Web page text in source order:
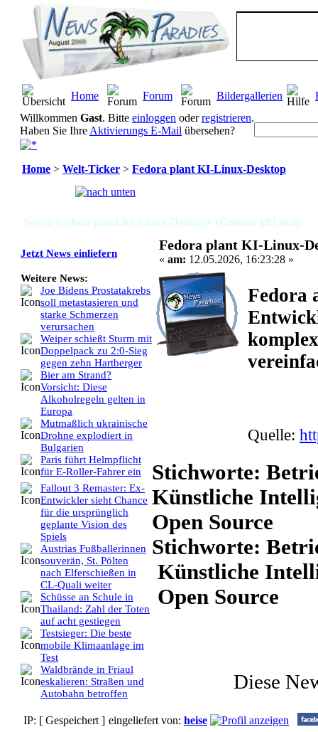
Home Forum Bildergallerien
Willkommen Gast. Bitte einloggen oderregistrieren.
Haben Sie Ihre Aktivierungs E-Mail übersehen?
Home > Welt-Ticker > Fedora plant KI-Linux-Desktop
News: Fedora plant KI-Linux-Desktop (Gelesen 102 mal)
Jetzt News einliefern
Weitere News:
Joe Bidens Prostatakrebs
soll metastasieren und
starke Schmerzen
verursachen
Weiper schießt Sturm mit
Doppelpack zu 2:0-Sieg
gegen zehn Hartberger
Bier am Strand?
Vorsicht: Diese
Alkoholregeln gelten in
Europa
Mutmaßlich ukrainische
Drohne explodiert in
Bulgarien
Paris führt Helmpflicht
für E-Roller-Fahrer ein
Fallout 3 Remaster: Ex-
Entwickler sieht Chance
für die ursprünglich
geplante Vision des
Spiels
Austrias Fußballerinnen
souverän, St. Pölten
nach Elferschießen in
CL-Quali weiter
Schüsse an Schule in
Thailand: Zahl der Toten
auf acht gestiegen
Testsieger: Die beste
mobile Klimaanlage im
Test
Waldbrände in Friaul
eskalieren: Straßen und
Autobahn betroffen
Fedora plant KI-Linux-
« am: 12.05.2026, 16:23:28 »
Fedora
Quelle:
Stichworte:
Künstliche
Open Source
Stichworte:
Künstliche
Open Source
Diese
IP: [ Gespeichert ] eingeliefert von: heise